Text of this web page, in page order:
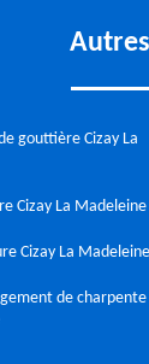
gouttière Cizay La
Cizay La Madeleine
Cizay La Madeleine
de charpente